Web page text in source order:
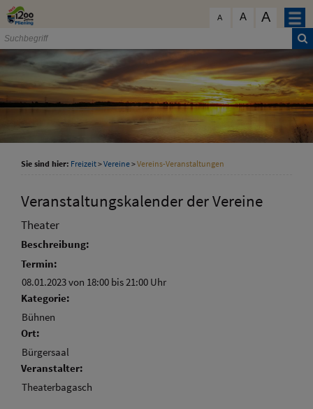
Zum Inhalt
A A A
Sie sind hier: Freizeit>Vereine>Vereins-Veranstaltungen
Veranstaltungskalender der Vereine
Theater
Beschreibung:
Termin:
08.01.2023 von 18:00 bis 21:00 Uhr
Kategorie:
Bühnen
Ort:
Bürgersaal
Veranstalter:
Theaterbagasch
schließen